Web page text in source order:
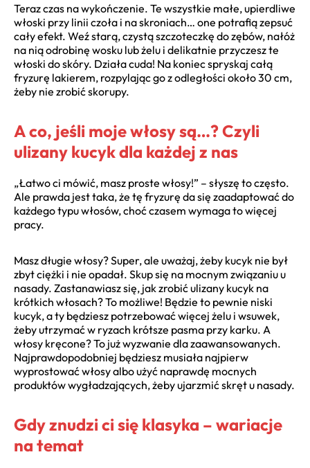
Teraz czas na wykończenie. Te wszystkie małe, upierdliwe
włoski przy linii czoła i na skroniach… one potrafią zepsuć
cały efekt. Weź starą, czystą szczoteczkę do zębów, nałóż
na nią odrobinę wosku lub żelu i delikatnie przyczesz te
włoski do skóry. Działa cuda! Na koniec spryskaj całą
fryzurę lakierem, rozpylając go z odległości około 30 cm,
żeby nie zrobić skorupy.
A co, jeśli moje włosy są…? Czyli
ulizany kucyk dla każdej z nas
„Łatwo ci mówić, masz proste włosy!” – słyszę to często.
Ale prawda jest taka, że tę fryzurę da się zaadaptować do
każdego typu włosów, choć czasem wymaga to więcej
pracy.
Masz długie włosy? Super, ale uważaj, żeby kucyk nie był
zbyt ciężki i nie opadał. Skup się na mocnym związaniu u
nasady. Zastanawiasz się, jak zrobić ulizany kucyk na
krótkich włosach? To możliwe! Będzie to pewnie niski
kucyk, a ty będziesz potrzebować więcej żelu i wsuwek,
żeby utrzymać w ryzach krótsze pasma przy karku. A
włosy kręcone? To już wyzwanie dla zaawansowanych.
Najprawdopodobniej będziesz musiała najpierw
wyprostować włosy albo użyć naprawdę mocnych
produktów wygładzających, żeby ujarzmić skręt u nasady.
Gdy znudzi ci się klasyka – wariacje
na temat